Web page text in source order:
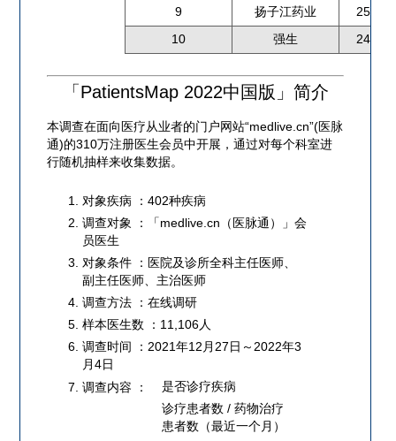
9 扬子江药业 25.9
10 强生 24.8
「PatientsMap 2022中国版」简介
本调查在面向医疗从业者的门户网站“medlive.cn”(医脉
通)的310万注册医生会员中开展，通过对每个科室进
行随机抽样来收集数据。
对象疾病 ：402种疾病
调查对象 ：「medlive.cn（医脉通）」会
员医生
对象条件 ：医院及诊所全科主任医师、
副主任医师、主治医师
调查方法 ：在线调研
样本医生数 ：11,106人
调查时间 ：2021年12月27日～2022年3
月4日
调查内容 ：
是否诊疗疾病
诊疗患者数 / 药物治疗
患者数（最近一个月）